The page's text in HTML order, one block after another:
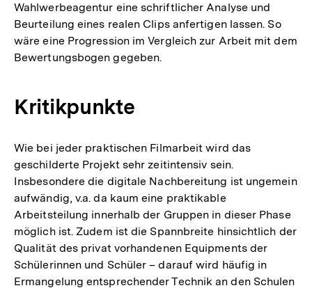
Wahlwerbeagentur eine schriftlicher Analyse und
Beurteilung eines realen Clips anfertigen lassen. So
wäre eine Progression im Vergleich zur Arbeit mit dem
Bewertungsbogen gegeben.
Kritikpunkte
Wie bei jeder praktischen Filmarbeit wird das
geschilderte Projekt sehr zeitintensiv sein.
Insbesondere die digitale Nachbereitung ist ungemein
aufwändig, v.a. da kaum eine praktikable
Arbeitsteilung innerhalb der Gruppen in dieser Phase
möglich ist. Zudem ist die Spannbreite hinsichtlich der
Qualität des privat vorhandenen Equipments der
Schülerinnen und Schüler – darauf wird häufig in
Ermangelung entsprechender Technik an den Schulen